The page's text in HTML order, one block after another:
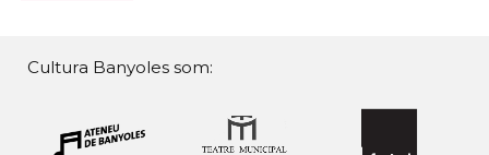
Cultura Banyoles som: